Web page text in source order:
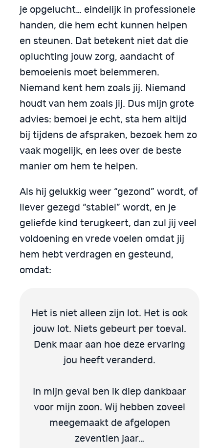
je opgelucht… eindelijk in professionele
handen, die hem echt kunnen helpen
en steunen. Dat betekent niet dat die
opluchting jouw zorg, aandacht of
bemoeienis moet belemmeren.
Niemand kent hem zoals jij. Niemand
houdt van hem zoals jij. Dus mijn grote
advies: bemoei je echt, sta hem altijd
bij tijdens de afspraken, bezoek hem zo
vaak mogelijk, en lees over de beste
manier om hem te helpen.
Als hij gelukkig weer “gezond” wordt, of
liever gezegd “stabiel” wordt, en je
geliefde kind terugkeert, dan zul jij veel
voldoening en vrede voelen omdat jij
hem hebt verdragen en gesteund,
omdat:
Het is niet alleen zijn lot. Het is ook
jouw lot. Niets gebeurt per toeval.
Denk maar aan hoe deze ervaring
jou heeft veranderd.
In mijn geval ben ik diep dankbaar
voor mijn zoon. Wij hebben zoveel
meegemaakt de afgelopen
zeventien jaar…